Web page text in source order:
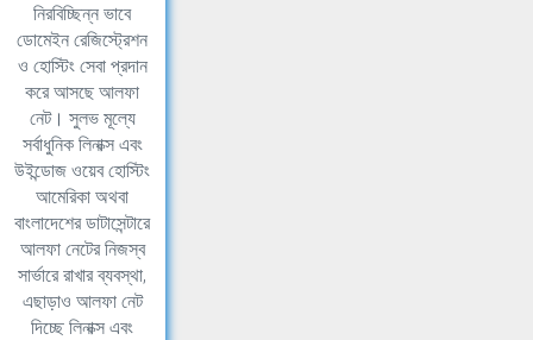
নিরবিচ্ছিন্ন ভাবে
ডোমেইন রেজিস্ট্রেশন
ও হোস্টিং সেবা প্রদান
করে আসছে আলফা
নেট। সুলভ মূল্যে
সর্বাধুনিক লিনাক্স এবং
উইন্ডোজ ওয়েব হোস্টিং
আমেরিকা অথবা
বাংলাদেশের ডাটাসেন্টারে
আলফা নেটের নিজস্ব
সার্ভারে রাখার ব্যবস্থা,
এছাড়াও আলফা নেট
দিচ্ছে লিনাক্স এবং